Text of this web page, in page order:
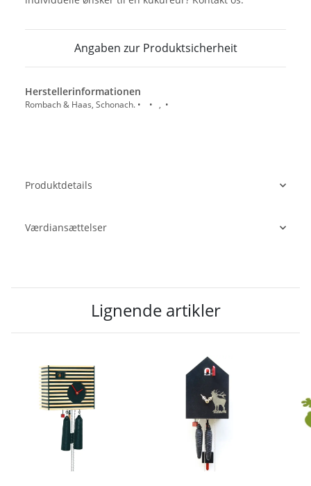
Angaben zur Produktsicherheit
Herstellerinformationen
Rombach & Haas, Schonach. • • , •
Produktdetails
Værdiansættelser
Lignende artikler